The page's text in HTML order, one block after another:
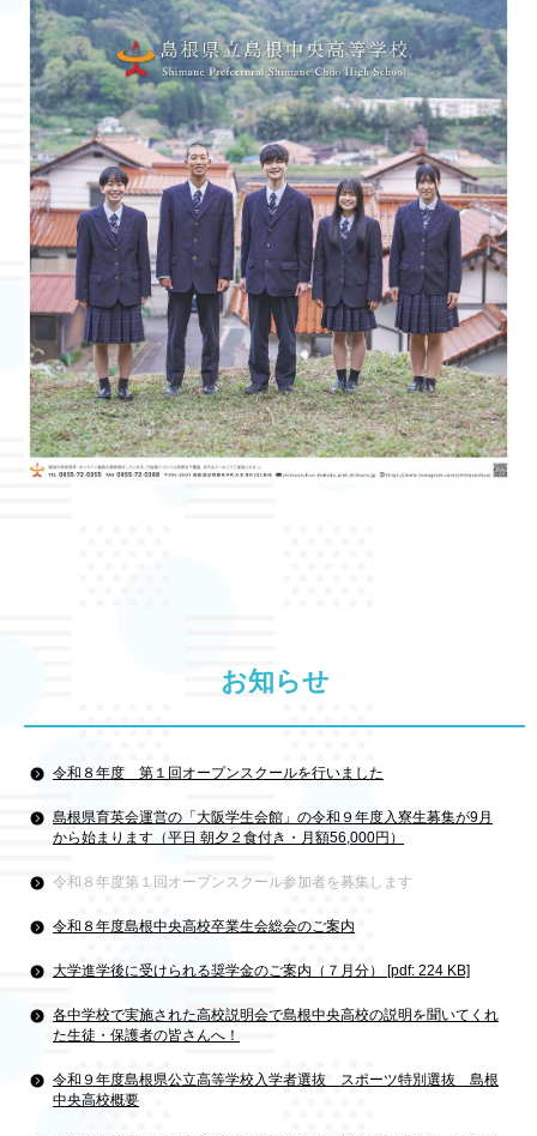
お知らせ
令和８年度 第１回オープンスクールを行いました
島根県育英会運営の「大阪学生会館」の令和９年度入寮生募集が9月
から始まります（平日 朝夕２食付き・月額56,000円）
令和８年度第１回オープンスクール参加者を募集します
令和８年度島根中央高校卒業生会総会のご案内
大学進学後に受けられる奨学金のご案内（７月分） [pdf: 224 KB]
各中学校で実施された高校説明会で島根中央高校の説明を聞いてくれ
た生徒・保護者の皆さんへ！
令和９年度島根県公立高等学校入学者選抜 スポーツ特別選抜 島根
中央高校概要